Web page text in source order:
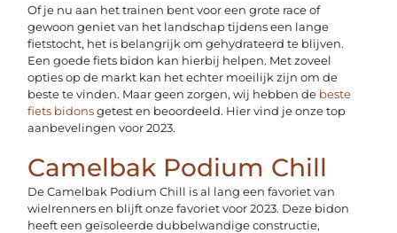
Of je nu aan het trainen bent voor een grote race of
gewoon geniet van het landschap tijdens een lange
fietstocht, het is belangrijk om gehydrateerd te blijven.
Een goede fiets bidon kan hierbij helpen. Met zoveel
opties op de markt kan het echter moeilijk zijn om de
beste te vinden. Maar geen zorgen, wij hebben de beste
fiets bidonsgetest en beoordeeld. Hier vind je onze top
aanbevelingen voor 2023.
Camelbak Podium Chill
De Camelbak Podium Chill is al lang een favoriet van
wielrenners en blijft onze favoriet voor 2023. Deze bidon
heeft een geïsoleerde dubbelwandige constructie,